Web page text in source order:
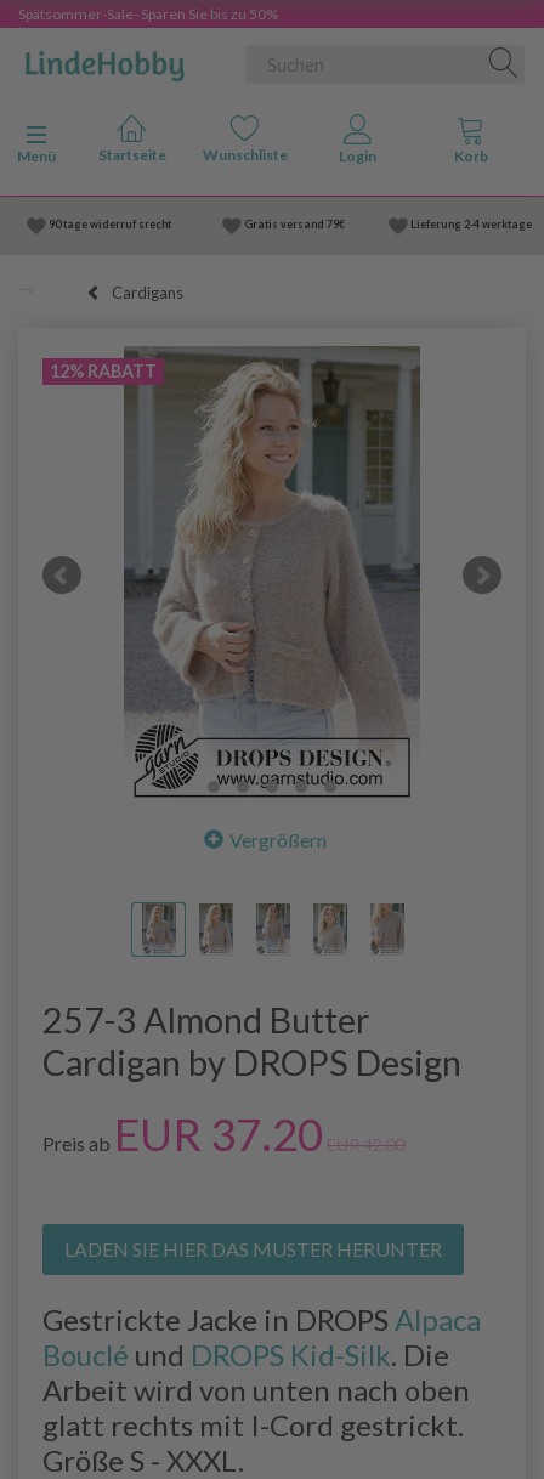
Spätsommer-Sale- Sparen Sie bis zu 50%
Anzeige ändern
Menü
90 tage widerruf srecht Gratis versand 79€ Lieferung 2-4 werktage
Cardigans
12% RABATT
Vergrößern
257-3 Almond Butter
Cardigan by DROPS Design
Preis ab EUR 37.20 EUR 42.00
LADEN SIE HIER DAS MUSTER HERUNTER
Gestrickte Jacke in DROPS Alpaca
Bouclé und DROPS Kid-Silk. Die
Arbeit wird von unten nach oben
glatt rechts mit I-Cord gestrickt.
Größe S - XXXL.